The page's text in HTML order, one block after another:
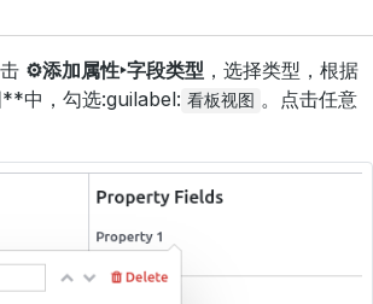
⚙添加属性‣字段类型 ，选择类型，根据
中，勾选:guilabel: 看板视图 。点击任意